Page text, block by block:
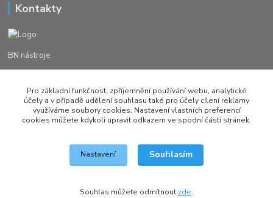
Kontakty
BN nástroje
+420 777982023
brusirnanastroju@seznam.cz
Vytvořeno na Eshop-rychle.cz
Pro základní funkčnost, zpříjemnění používání webu, analytické
účely a v případě udělení souhlasu také pro účely cílení reklamy
využíváme soubory cookies. Nastavení vlastních preferencí
cookies můžete kdykoli upravit odkazem ve spodní části stránek.
Nastavení Souhlasím
Souhlas můžete odmítnout zde.